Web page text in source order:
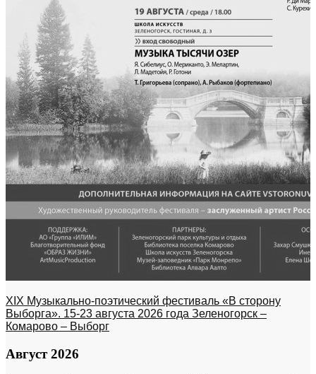
XIX Музыкально-поэтический фестиваль «В сторону
Выборга». 15-23 августа 2026 года Зеленогорск –
Комарово – Выборг
Август 2026